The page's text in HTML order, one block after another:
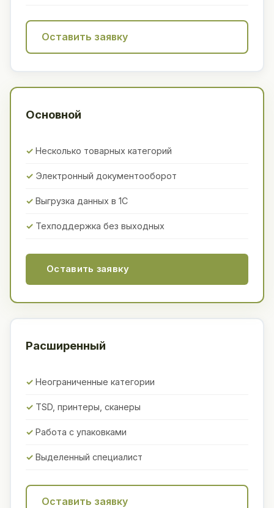
Оставить заявку
Основной
Несколько товарных категорий
Электронный документооборот
Выгрузка данных в 1С
Техподдержка без выходных
Оставить заявку
Расширенный
Неограниченные категории
TSD, принтеры, сканеры
Работа с упаковками
Выделенный специалист
Оставить заявку